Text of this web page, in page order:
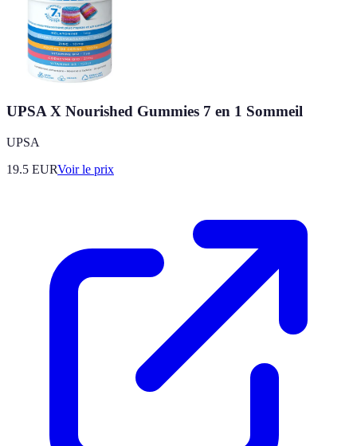
UPSA X Nourished Gummies 7 en 1 Sommeil
UPSA
19.5 EURVoir le prix